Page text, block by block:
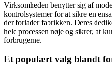
Virksomheden benytter sig af
kontrolsystemer for at sikre en
der forlader fabrikken. Deres
hele processen nøje og sikrer, at
forbrugerne.
Et populært valg blandt